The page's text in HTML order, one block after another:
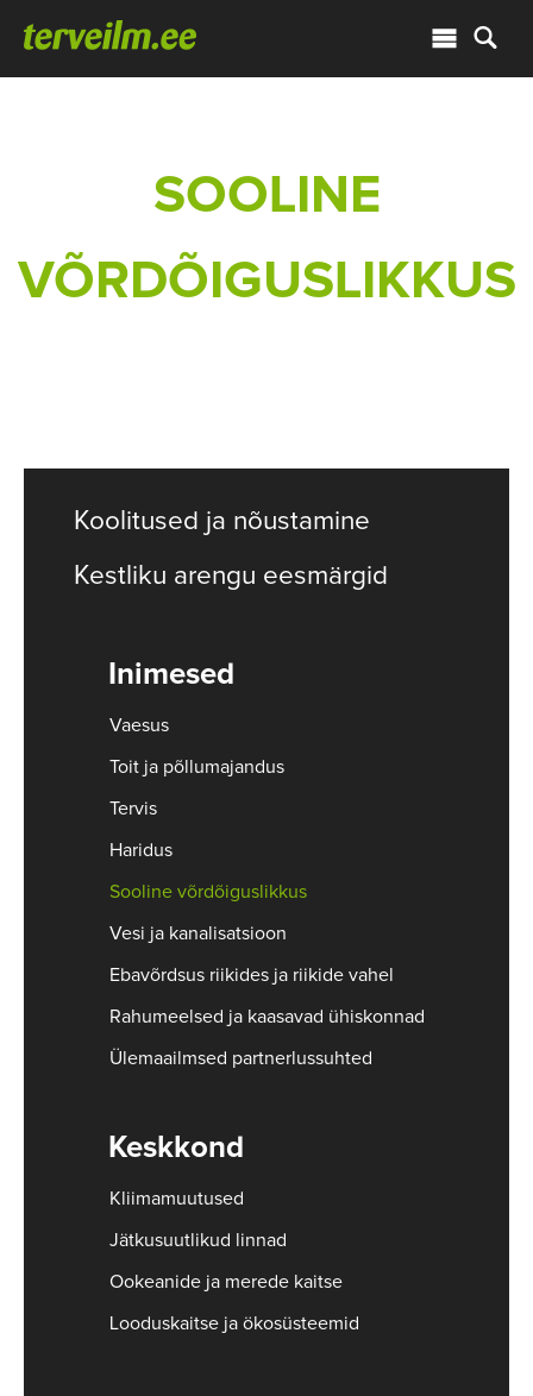
SOOLINE
VÕRDÕIGUSLIKKUS
Koolitused ja nõustamine
Kestliku arengu eesmärgid
Inimesed
Vaesus
Toit ja põllumajandus
Tervis
Haridus
Sooline võrdõiguslikkus
Vesi ja kanalisatsioon
Ebavõrdsus riikides ja riikide vahel
Rahumeelsed ja kaasavad ühiskonnad
Ülemaailmsed partnerlussuhted
Keskkond
Kliimamuutused
Jätkusuutlikud linnad
Ookeanide ja merede kaitse
Looduskaitse ja ökosüsteemid